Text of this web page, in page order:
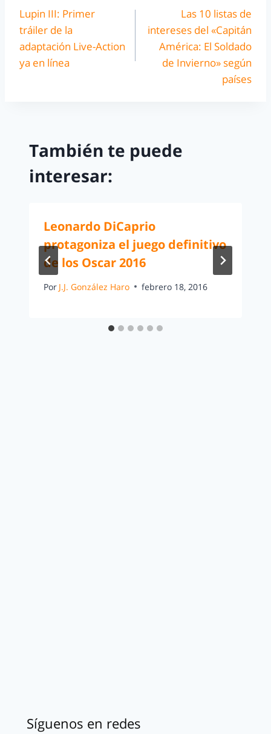
Lupin III: Primer
tráiler de la
adaptación Live-Action
ya en línea
Las 10 listas de
intereses del «Capitán
América: El Soldado
de Invierno» según
países
También te puede
interesar:
Leonardo DiCaprio
protagoniza el juego definitivo
de los Oscar 2016
Por J.J. González Haro febrero 18, 2016
Síguenos en redes